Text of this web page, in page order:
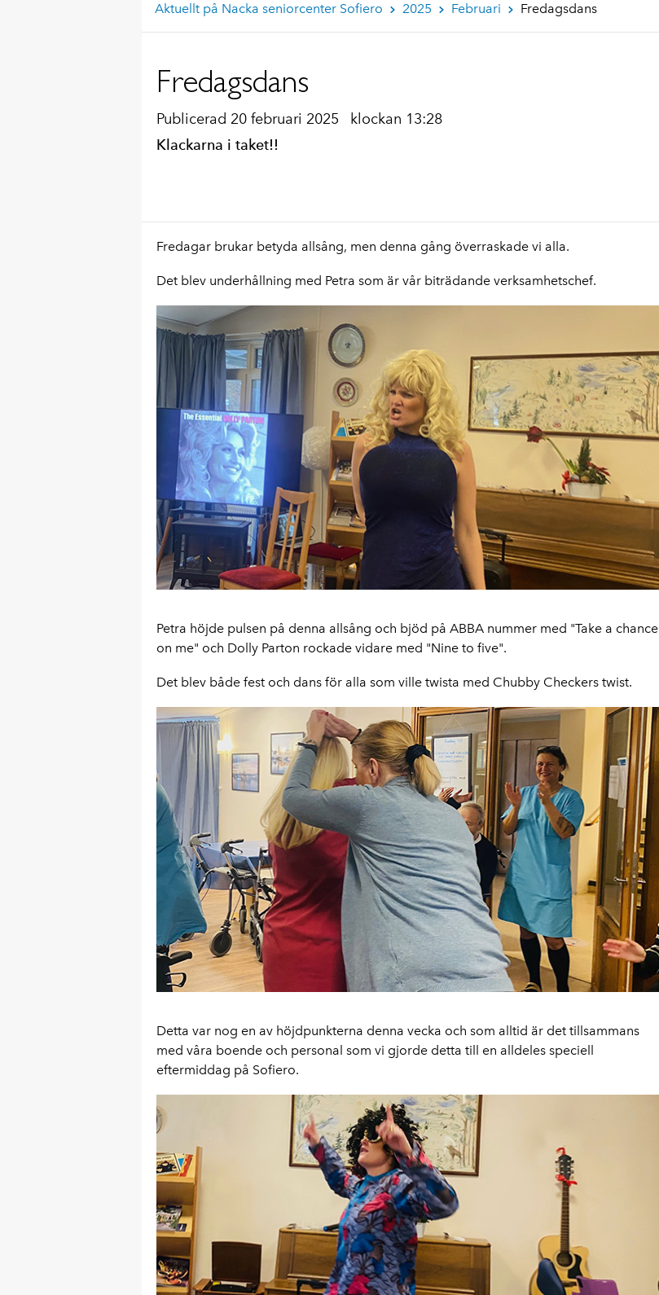
Aktuellt på Nacka seniorcenter Sofiero
2025 Februari Fredagsdans
Fredagsdans
Publicerad 20 februari 2025 klockan 13:28
Klackarna i taket!!
Fredagar brukar betyda allsång, men denna gång överraskade vi alla.
Det blev underhållning med Petra som är vår biträdande verksamhetschef.
Petra höjde pulsen på denna allsång och bjöd på ABBA nummer med "Take a chance
on me" och Dolly Parton rockade vidare med "Nine to five".
Det blev både fest och dans för alla som ville twista med Chubby Checkers twist.
Detta var nog en av höjdpunkterna denna vecka och som alltid är det tillsammans
med våra boende och personal som vi gjorde detta till en alldeles speciell
eftermiddag på Sofiero.